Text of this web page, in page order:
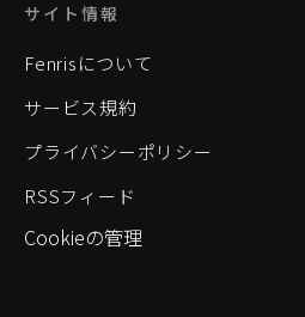
サイト情報
Fenrisについて
サービス規約
プライバシーポリシー
RSSフィード
Cookieの管理